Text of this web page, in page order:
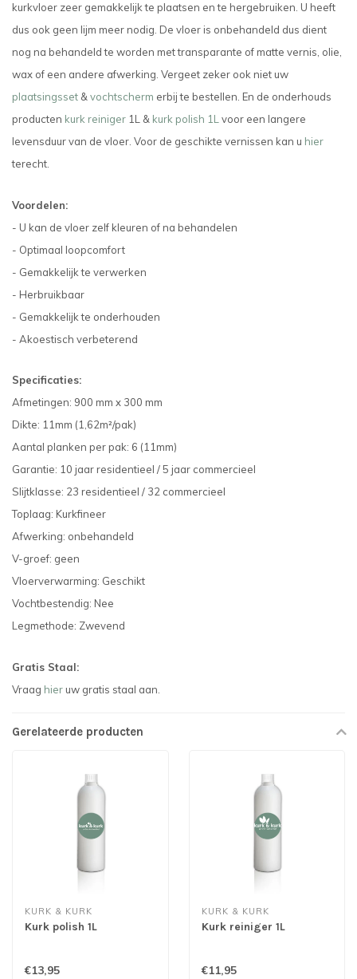
kurkvloer zeer gemakkelijk te plaatsen en te hergebruiken. U heeft
dus ook geen lijm meer nodig. De vloer is onbehandeld dus dient
nog na behandeld te worden met transparante of matte vernis, olie,
wax of een andere afwerking. Vergeet zeker ook niet uw
plaatsingsset &vochtscherm erbij te bestellen. En de onderhouds
producten kurk reiniger 1L & kurk polish 1Lvoor een langere
levensduur van de vloer. Voor de geschikte vernissen kan u hier
terecht.
Voordelen:
- U kan de vloer zelf kleuren of na behandelen
- Optimaal loopcomfort
- Gemakkelijk te verwerken
- Herbruikbaar
- Gemakkelijk te onderhouden
- Akoestisch verbeterend
Specificaties:
Afmetingen: 900 mm x 300 mm
Dikte: 11mm (1,62m²/pak)
Aantal planken per pak: 6 (11mm)
Garantie: 10 jaar residentieel / 5 jaar commercieel
Slijtklasse: 23 residentieel / 32 commercieel
Toplaag: Kurkfineer
Afwerking: onbehandeld
V-groef: geen
Vloerverwarming: Geschikt
Vochtbestendig: Nee
Legmethode: Zwevend
Gratis Staal:
Vraag hier uw gratis staal aan.
Gerelateerde producten
KURK & KURK
Kurk polish 1L
€13,95
KURK & KURK
Kurk reiniger 1L
€11,95